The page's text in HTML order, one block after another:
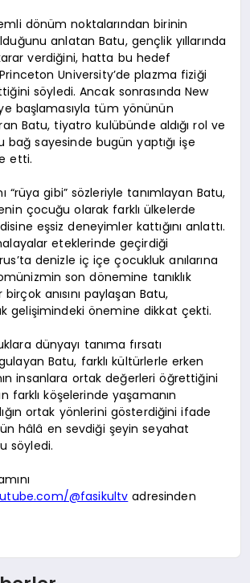
dönüm noktalarından birinin
anlatan Batu, gençlik yıllarında
verdiğini, hatta bu hedef
University’de plazma fiziği
söyledi. Ancak sonrasında New
başlamasıyla tüm yönünün
Batu, tiyatro kulübünde aldığı rol ve
bağ sayesinde bugün yaptığı işe
etti.
“rüya gibi” sözleriyle tanımlayan Batu,
çocuğu olarak farklı ülkelerde
eşsiz deneyimler kattığını anlattı.
eteklerinde geçirdiği
denizle iç içe çocukluk anılarına
son dönemine tanıklık
anısını paylaşan Batu,
gelişimindeki önemine dikkat çekti.
dünyayı tanıma fırsatı
Batu, farklı kültürlerle erken
insanlara ortak değerleri öğrettiğini
farklı köşelerinde yaşamanın
ortak yönlerini gösterdiğini ifade
hâlâ en sevdiği şeyin seyahat
söyledi.
@fasikultv adresinden